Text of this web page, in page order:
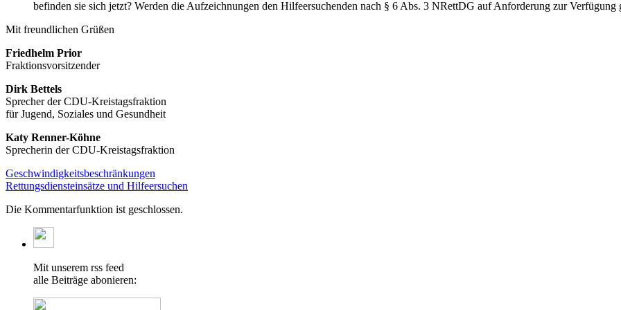
befinden sie sich jetzt? Werden die Aufzeichnungen den Hilfeersuchenden nach § 6 Abs. 3 NRettDG auf Anforderung zur Verfügung
Mit freundlichen Grüßen
Friedhelm Prior
Fraktionsvorsitzender
Dirk Bettels
Sprecher der CDU-Kreistagsfraktion
für Jugend, Soziales und Gesundheit
Katy Renner-Köhne
Sprecherin der CDU-Kreistagsfraktion
Geschwindigkeitsbeschränkungen
Rettungsdiensteinsätze und Hilfeersuchen
Die Kommentarfunktion ist geschlossen.
Mit unserem rss feed
alle Beiträge abonieren: